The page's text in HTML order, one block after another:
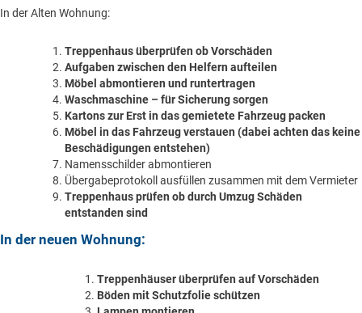
In der Alten Wohnung:
Treppenhaus überprüfen ob Vorschäden
Aufgaben zwischen den Helfern aufteilen
Möbel abmontieren und runtertragen
Waschmaschine – für Sicherung sorgen
Kartons zur Erst in das gemietete Fahrzeug packen
Möbel in das Fahrzeug verstauen (dabei achten das keine
Beschädigungen entstehen)
Namensschilder abmontieren
Übergabeprotokoll ausfüllen zusammen mit dem Vermieter
Treppenhaus prüfen ob durch Umzug Schäden
entstanden sind
In der neuen Wohnung:
Treppenhäuser überprüfen auf Vorschäden
Böden mit Schutzfolie schützen